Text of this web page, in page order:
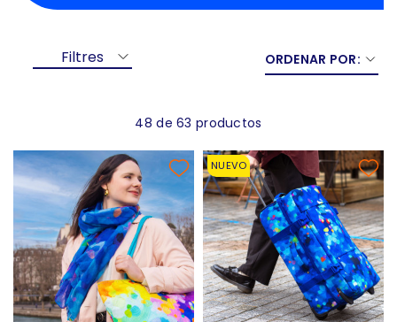
Filtres ORDENAR POR:
48 de 63 productos
NUEVO